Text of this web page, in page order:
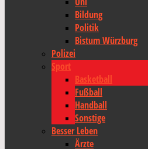
Bildung
Politik
Bistum Würzburg
Polizei
Sport
Basketball
Fußball
Handball
Sonstige
Besser Leben
Ärzte